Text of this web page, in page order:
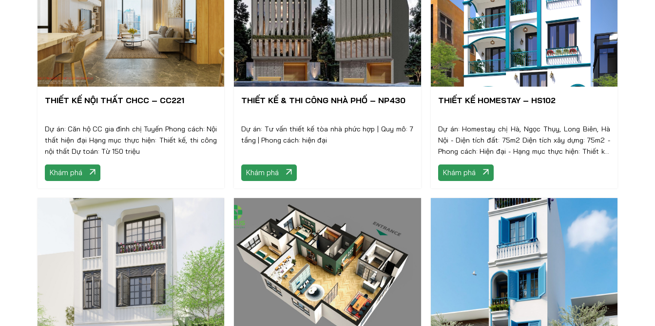
THIẾT KẾ NỘI THẤT CHCC – CC221
Dự án: Căn hộ CC gia đình chị Tuyến Phong cách: Nội
thất hiện đại Hạng mục thực hiện: Thiết kế, thi công
nội thất Dự toán: Từ 150 triệu
Khám phá
THIẾT KẾ & THI CÔNG NHÀ PHỐ – NP430
Dự án: Tư vấn thiết kế tòa nhà phức hợp | Quy mô: 7
tầng | Phong cách: hiện đại
Khám phá
THIẾT KẾ HOMESTAY – HS102
Dự án: Homestay chị Hà, Ngọc Thụy, Long Biên, Hà
Nội - Diện tích đất: 75m2 Diện tích xây dựng: 75m2 -
Phong cách: Hiện đại - Hạng mục thực hiện: Thiết kế,
thi công nội – ngoại thất
Khám phá